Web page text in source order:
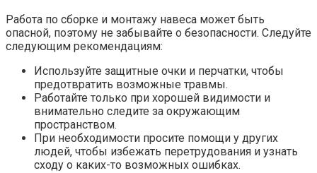
Работа по сборке и монтажу навеса может быть
опасной, поэтому не забывайте о безопасности. Следуйте
следующим рекомендациям:
Используйте защитные очки и перчатки, чтобы
предотвратить возможные травмы.
Работайте только при хорошей видимости и
внимательно следите за окружающим
пространством.
При необходимости просите помощи у других
людей, чтобы избежать перетрудования и узнать
сходу о каких-то возможных ошибках.